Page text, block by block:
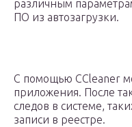
различным
ПО из автозагрузки.
С помощью CCleaner
приложения. После
следов в системе,
записи в реестре.